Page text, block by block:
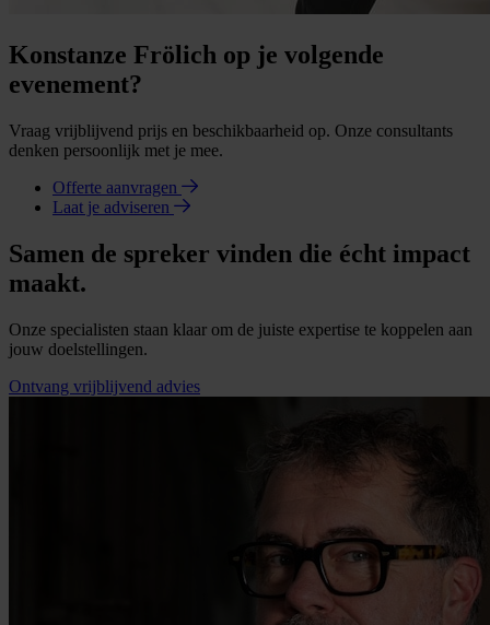
Konstanze Frölich op je volgende
evenement?
Vraag vrijblijvend prijs en beschikbaarheid op. Onze consultants
denken persoonlijk met je mee.
Offerte aanvragen
Laat je adviseren
Samen de spreker vinden die écht impact
maakt.
Onze specialisten staan klaar om de juiste expertise te koppelen aan
jouw doelstellingen.
Ontvang vrijblijvend advies